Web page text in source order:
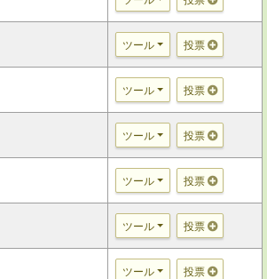
ツール 投票
ツール 投票
ツール 投票
ツール 投票
ツール 投票
ツール 投票